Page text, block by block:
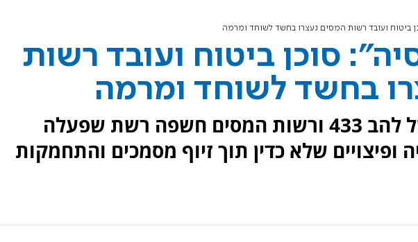
ביטוח ועובד רשות המסים נעצרו בחשד לשוחד ומרמה
סוכן ביטוח ועובד רשות
בחשד לשוחד ומרמה
חקירה משותפת של להב 433 ורשות המסים חשפה רשת שפעלה
ופיצויים שלא כדין תוך זיוף מסמכים והתחמקות